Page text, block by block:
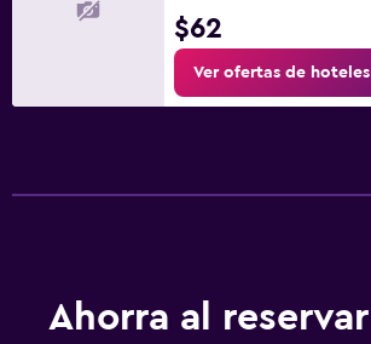
$62
Ver ofertas de hoteles
Ahorra al reservar